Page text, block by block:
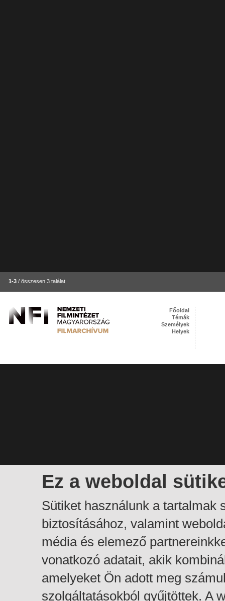
1-3 / összesen 3 találat
Ez a weboldal
Sütiket használunk a tartalmak
biztosításához, valamint
média és elemező
vonatkozó adatait, akik
amelyeket Ön adott meg
szolgáltatásokból gyűjtöttek. A
Főoldal
Témák
Személyek
Helyek